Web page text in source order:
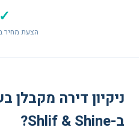
✓
הצעת מחיר
ניקיון דירה
ב-Shlif & Shine?